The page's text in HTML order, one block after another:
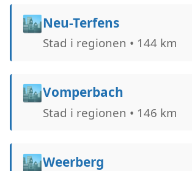
🏙️Neu-Terfens
Stad i regionen • 144 km
🏙️Vomperbach
Stad i regionen • 146 km
🏙️Weerberg